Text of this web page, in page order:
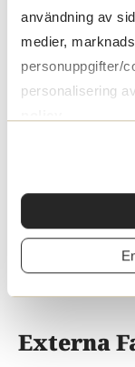
användning av
medier,
personuppgifter/
personalisering
Interna
kan
ger en låg
har ofta
utdelning
eftersom
Externa